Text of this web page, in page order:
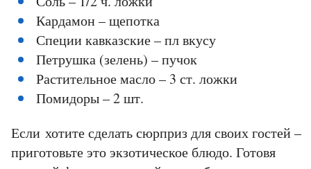
Кардамон – щепотка
Специи кавказские – пл вкусу
Петрушка (зелень) – пучок
Растительное масло – 3 ст. ложки
Помидоры – 2 шт.
Если хотите сделать сюрприз для своих гостей –
приготовьте это экзотическое блюдо. Готовя